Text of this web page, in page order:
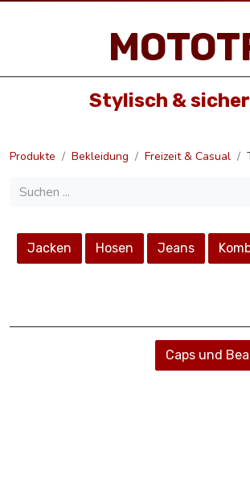
Stylisch &
Produkte Bekleidung Freizeit & Casual
Jack​​en H​​osen Jeans
Caps und